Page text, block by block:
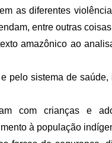
as diferentes
entre outras
amazônico ao
pelo sistema de
com crianças e
à população